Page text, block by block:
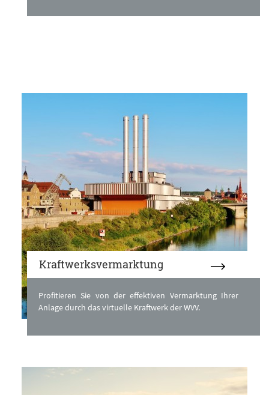
Kraftwerksvermarktung
Profitieren Sie von der effektiven Vermarktung Ihrer
Anlage durch das virtuelle Kraftwerk der WVV.